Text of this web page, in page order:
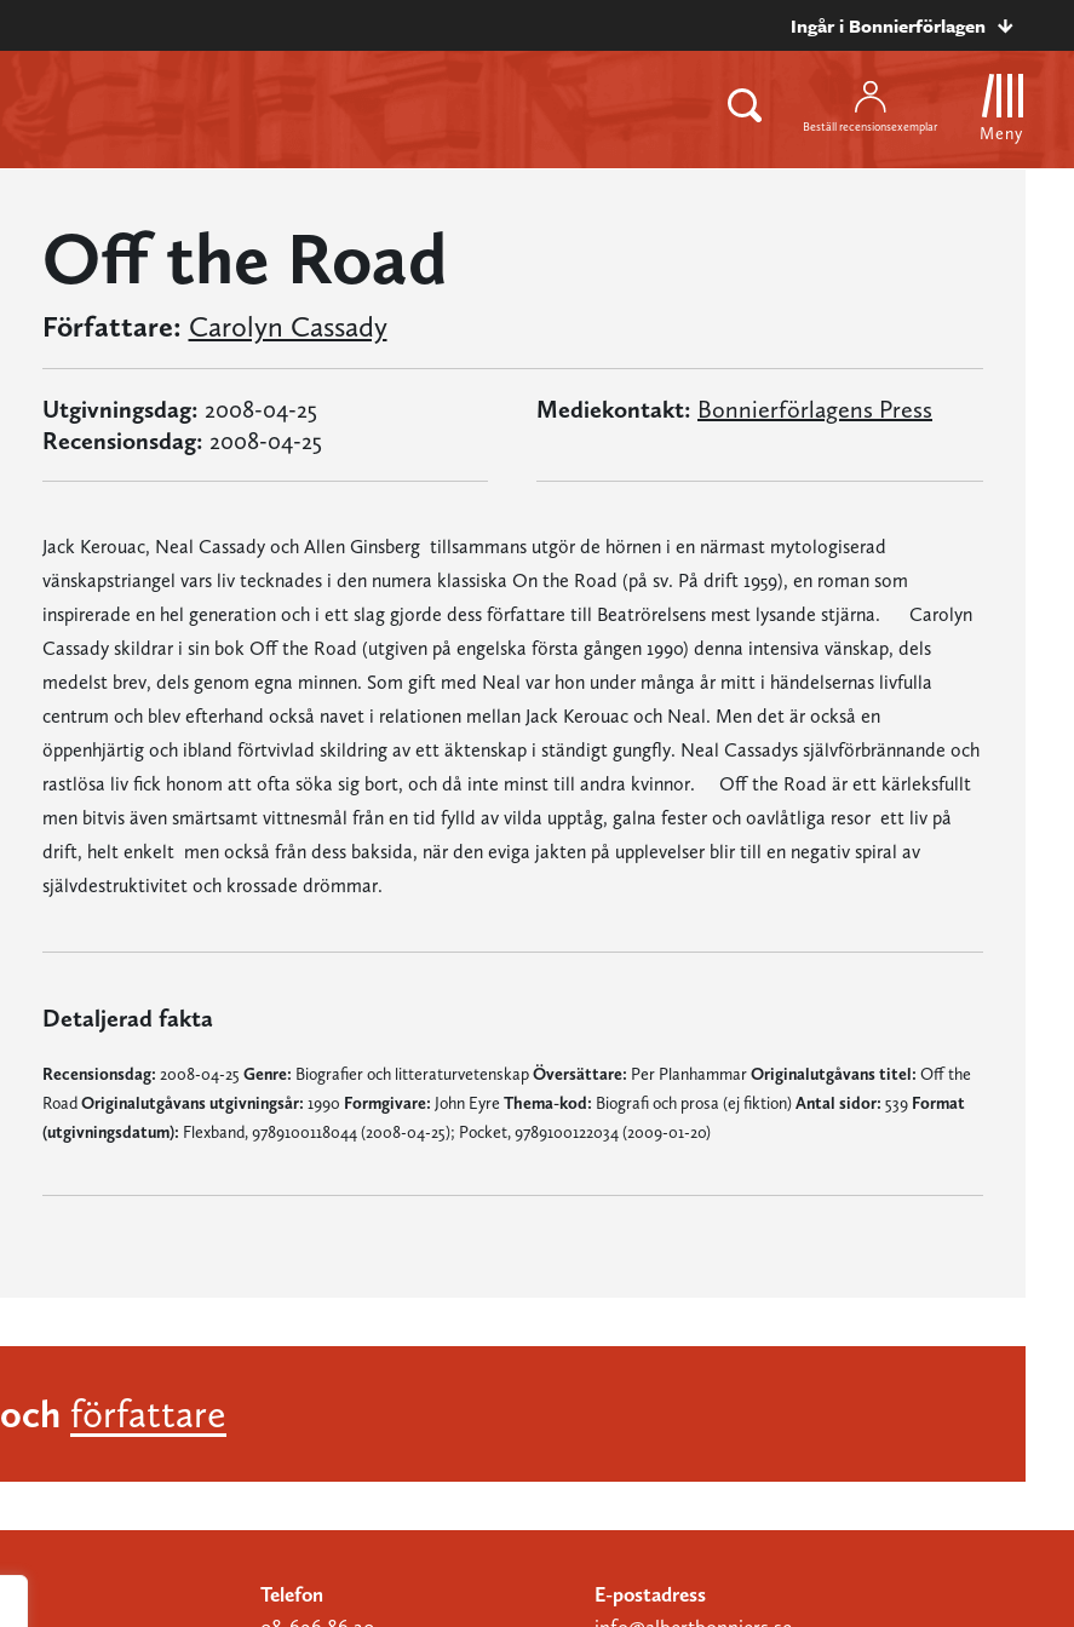
Ingår i Bonnierförlagen
Beställ recensionsexemplar Meny
Off the Road
Författare: Carolyn Cassady
Utgivningsdag: 2008-04-25
Recensionsdag: 2008-04-25
Mediekontakt: Bonnierförlagens Press
Jack Kerouac, Neal Cassady och Allen Ginsberg  tillsammans utgör de hörnen i en närmast mytologiserad
vänskapstriangel vars liv tecknades i den numera klassiska On the Road (på sv. På drift 1959), en roman som
inspirerade en hel generation och i ett slag gjorde dess författare till Beatrörelsens mest lysande stjärna. Carolyn
Cassady skildrar i sin bok Off the Road (utgiven på engelska första gången 1990) denna intensiva vänskap, dels
medelst brev, dels genom egna minnen. Som gift med Neal var hon under många år mitt i händelsernas livfulla
centrum och blev efterhand också navet i relationen mellan Jack Kerouac och Neal. Men det är också en
öppenhjärtig och ibland förtvivlad skildring av ett äktenskap i ständigt gungfly. Neal Cassadys självförbrännande och
rastlösa liv fick honom att ofta söka sig bort, och då inte minst till andra kvinnor. Off the Road är ett kärleksfullt
men bitvis även smärtsamt vittnesmål från en tid fylld av vilda upptåg, galna fester och oavlåtliga resor  ett liv på
drift, helt enkelt  men också från dess baksida, när den eviga jakten på upplevelser blir till en negativ spiral av
självdestruktivitet och krossade drömmar.
Detaljerad fakta
Recensionsdag: 2008-04-25 Genre: Biografier och litteraturvetenskapÖversättare: Per PlanhammarOriginalutgåvans titel: Off the
RoadOriginalutgåvans utgivningsår: 1990 Formgivare: John Eyre Thema-kod: Biografi och prosa (ej fiktion)Antal sidor: 539 Format
(utgivningsdatum): Flexband, 9789100118044 (2008-04-25); Pocket, 9789100122034 (2009-01-20)
och författare
Telefon
E-postadress